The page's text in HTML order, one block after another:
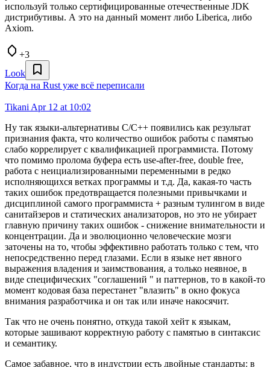
используй только сертифицированные отечественные JDK
дистрибутивы. А это на данный момент либо Liberica, либо
Axiom.
+3
Look
Когда на Rust уже всё переписали
Tikani Apr 12 at 10:02
Ну так языки-альтернативы С/С++ появились как результат
признания факта, что количество ошибок работы с памятью
слабо коррелирует с квалификацией программиста. Потому
что помимо пролома буфера есть use-after-free, double free,
работа с неициализированными переменными в редко
исполняющихся ветках программы и т.д. Да, какая-то часть
таких ошибок предотвращается полезными привычками и
дисциплиной самого программиста + разным тулингом в виде
санитайзеров и статических анализаторов, но это не убирает
главную причину таких ошибок - снижение внимательности и
концентрации. Да и эволюционно человеческие мозги
заточены на то, чтобы эффективно работать только с тем, что
непосредственно перед глазами. Если в языке нет явного
выражения владения и заимствования, а только неявное, в
виде специфических "соглашений " и паттернов, то в какой-то
момент кодовая база перестанет "влазить" в окно фокуса
внимания разработчика и он так или иначе накосячит.
Так что не очень понятно, откуда такой хейт к языкам,
которые зашивают корректную работу с памятью в синтаксис
и семантику.
Самое забавное, что в индустрии есть двойные стандарты: в